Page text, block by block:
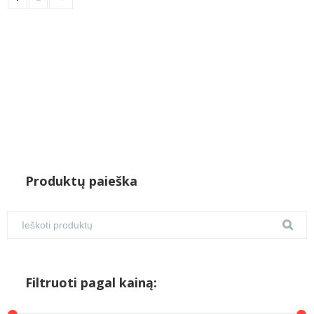
Produktų paieška
Filtruoti pagal kainą: